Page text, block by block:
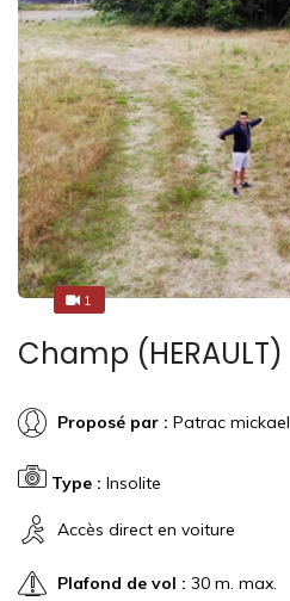
11
Champ (HERAULT)
Proposé par : Patrac mickael
Type : Insolite
Accès direct en voiture
Plafond de vol : 30 m. max.